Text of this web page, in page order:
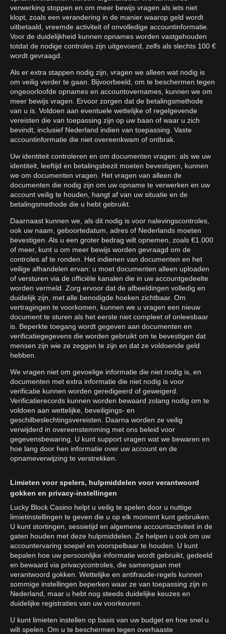
verwerking stoppen en om meer bewijs vragen als iets niet
klopt, zoals een verandering in de manier waarop geld wordt
uitbetaald, vreemde activiteit of onvolledige accountinformatie.
Voor de duidelijkheid kunnen opnames worden vastgehouden
totdat de nodige controles zijn uitgevoerd, zelfs als slechts 100 €
wordt gevraagd.
Als er extra stappen nodig zijn, vragen we alleen wat nodig is
om veilig verder te gaan. Bijvoorbeeld, om te beschermen tegen
ongeoorloofde opnames en accountovernames, kunnen we om
meer bewijs vragen. Ervoor zorgen dat de betalingsmethode
van u is. Voldoen aan eventuele wettelijke of regelgevende
vereisten die van toepassing zijn op uw baan of waar u zich
bevindt, inclusief Nederland indien van toepassing. Vaste
accountinformatie die niet overeenkwam of ontbrak.
Uw identiteit controleren en om documenten vragen: als we uw
identiteit, leeftijd en betalingsbezit moeten bevestigen, kunnen
we om documenten vragen. Het vragen van alleen de
documenten die nodig zijn om uw opname te verwerken en uw
account veilig te houden, hangt af van uw situatie en de
betalingsmethode die u hebt gebruikt.
Daarnaast kunnen we, als dit nodig is voor nalevingscontroles,
ook uw naam, geboortedatum, adres of Nederlands moeten
bevestigen. Als u een groter bedrag wilt opnemen, zoals €1.000
of meer, kunt u om meer bewijs worden gevraagd om de
controles af te ronden. Het indienen van documenten en het
veilige afhandelen ervan: u moet documenten alleen uploaden
of versturen via de officiële kanalen die in uw accountgedeelte
worden vermeld. Zorg ervoor dat de afbeeldingen volledig en
duidelijk zijn, met alle benodigde hoeken zichtbaar. Om
vertragingen te voorkomen, kunnen we u vragen een nieuw
document te sturen als het eerste niet compleet of onleesbaar
is. Beperkte toegang wordt gegeven aan documenten en
verificatiegegevens die worden gebruikt om te bevestigen dat
mensen zijn wie ze zeggen te zijn en dat ze voldoende geld
hebben.
We vragen niet om gevoelige informatie die niet nodig is, en
documenten met extra informatie die niet nodig is voor
verificatie kunnen worden geredigeerd of geweigerd.
Verificatierecords kunnen worden bewaard zolang nodig om te
voldoen aan wettelijke, beveiligings- en
geschilbeslechtingsvereisten. Daarna worden ze veilig
verwijderd in overeenstemming met ons beleid voor
gegevensbewaring. U kunt support vragen wat we bewaren en
hoe lang door hen informatie over uw account en de
opnameverwijzing te verstrekken.
Limieten voor spelers, hulpmiddelen voor verantwoord
gokken en privacy-instellingen
Lucky Block Casino helpt u veilig te spelen door u nuttige
limietinstellingen te geven die u op elk moment kunt gebruiken.
U kunt stortingen, sessietijd en algemene accountactiviteit in de
gaten houden met deze hulpmiddelen. Ze helpen u ook om uw
accountervaring soepel en voorspelbaar te houden. U kunt
bepalen hoe uw persoonlijke informatie wordt gebruikt, gedeeld
en bewaard via privacycontroles, die samengaan met
verantwoord gokken. Wettelijke en antifraude-regels kunnen
sommige instellingen beperken waar ze van toepassing zijn in
Nederland, maar u hebt nog steeds duidelijke keuzes en
duidelijke registraties van uw voorkeuren.
U kunt limieten instellen op basis van uw budget en hoe snel u
wilt spelen. Om u te beschermen tegen overhaaste